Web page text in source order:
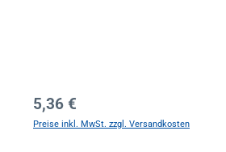
Regulärer Preis:
5,36 €
Preise inkl. MwSt. zzgl. Versandkosten